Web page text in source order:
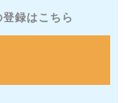
録はこちら